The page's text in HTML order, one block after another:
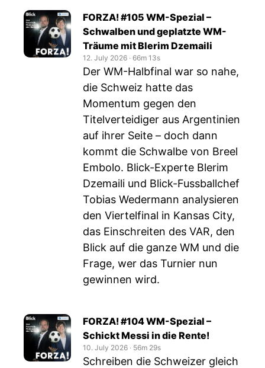
FORZA! #105 WM-Spezial –
Schwalben und geplatzte WM-
Träume mit Blerim Dzemaili
12. July 2026 ‧ 66m 13s
Der WM-Halbfinal war so nahe,
die Schweiz hatte das
Momentum gegen den
Titelverteidiger aus Argentinien
auf ihrer Seite – doch dann
kommt die Schwalbe von Breel
Embolo. Blick-Experte Blerim
Dzemaili und Blick-Fussballchef
Tobias Wedermann analysieren
den Viertelfinal in Kansas City,
das Einschreiten des VAR, den
Blick auf die ganze WM und die
Frage, wer das Turnier nun
gewinnen wird.
FORZA! #104 WM-Spezial –
Schickt Messi in die Rente!
10. July 2026 ‧ 56m 29s
Schreiben die Schweizer gleich